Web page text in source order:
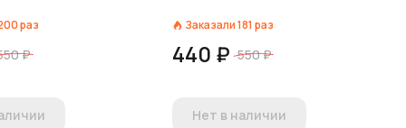
раз
₽
Заказали181 раз
440 ₽ 550 ₽
Нет в наличии